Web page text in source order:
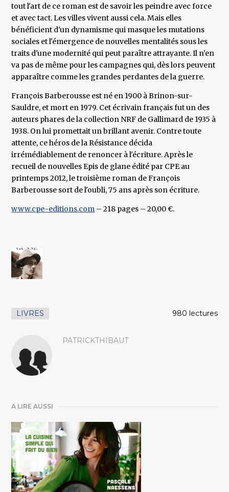
tout l'art de ce roman est de savoir les peindre avec force
et avec tact. Les villes vivent aussi cela. Mais elles
bénéficient d'un dynamisme qui masque les mutations
sociales et l'émergence de nouvelles mentalités sous les
traits d'une modernité qui peut paraître attrayante. Il n'en
va pas de même pour les campagnes qui, dès lors peuvent
apparaître comme les grandes perdantes de la guerre.
François Barberousse est né en 1900 à Brinon-sur-
Sauldre, et mort en 1979. Cet écrivain français fut un des
auteurs phares de la collection NRF de Gallimard de 1935 à
1938. On lui promettait un brillant avenir. Contre toute
attente, ce héros de la Résistance décida
irrémédiablement de renoncer à l'écriture. Après le
recueil de nouvelles Epis de glane édité par CPE au
printemps 2012, le troisième roman de François
Barberousse sort de l'oubli, 75 ans après son écriture.
www.cpe-editions.com – 218 pages – 20,00 €.
LIVRES 980 lectures
PATRICKTHIBAUT
A LIRE AUSSI